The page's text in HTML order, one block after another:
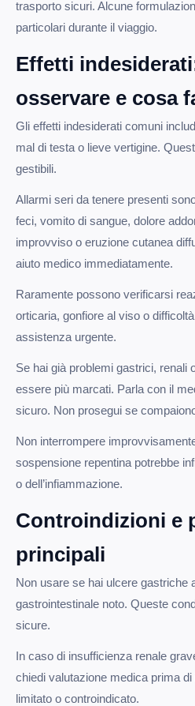
trasporto sicuri. Alcune
particolari durante il viaggio.
Effetti
osservare e cosa
Gli effetti indesiderati comuni
mal di testa o lieve vertigine.
gestibili.
Allarmi seri da tenere presenti
feci, vomito di sangue, dolore
improvviso o eruzione cutanea
aiuto medico immediatamente.
Raramente possono verificarsi
orticaria, gonfiore al viso o
assistenza urgente.
Se hai già problemi gastrici, renali
essere più marcati. Parla con il
sicuro. Non prosegui se
Non interrompere
sospensione repentina potrebbe
o dell’infiammazione.
Controindizioni e
principali
Non usare se hai ulcere gastriche
gastrointestinale noto. Queste
sicure.
In caso di insufficienza renale
chiedi valutazione medica prima di
limitato o controindicato.